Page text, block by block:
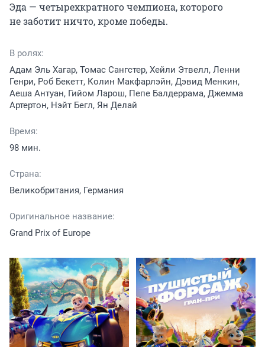
Эда — четырехкратного чемпиона, которого
не заботит ничто, кроме победы.
В ролях:
Адам Эль Хагар, Томас Сангстер, Хейли Этвелл, Ленни
Генри, Роб Бекетт, Колин Макфарлэйн, Дэвид Менкин,
Аеша Антуан, Гийом Ларош, Пепе Балдеррама, Джемма
Артертон, Нэйт Бегл, Ян Делай
Время:
98 мин.
Страна:
Великобритания, Германия
Оригинальное название:
Grand Prix of Europe